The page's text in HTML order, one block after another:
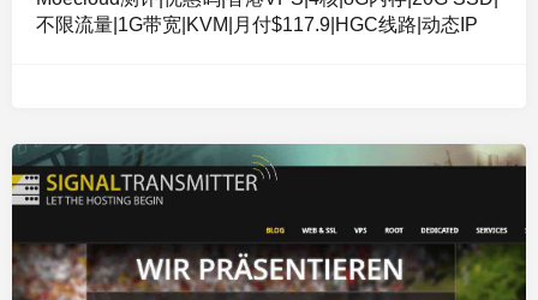
不限流量|1G带宽|KVM|月付$117.9|HGC线路|动态IP